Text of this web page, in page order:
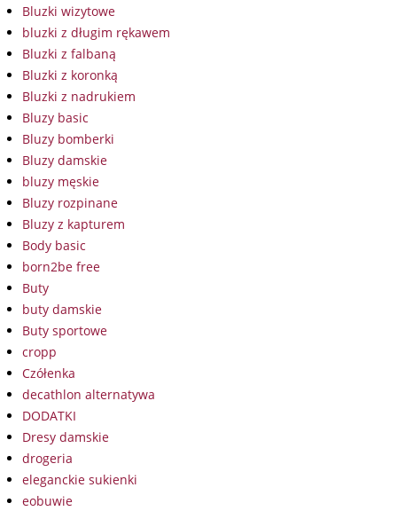
Bluzki wizytowe
bluzki z długim rękawem
Bluzki z falbaną
Bluzki z koronką
Bluzki z nadrukiem
Bluzy basic
Bluzy bomberki
Bluzy damskie
bluzy męskie
Bluzy rozpinane
Bluzy z kapturem
Body basic
born2be free
Buty
buty damskie
Buty sportowe
cropp
Czółenka
decathlon alternatywa
DODATKI
Dresy damskie
drogeria
eleganckie sukienki
eobuwie